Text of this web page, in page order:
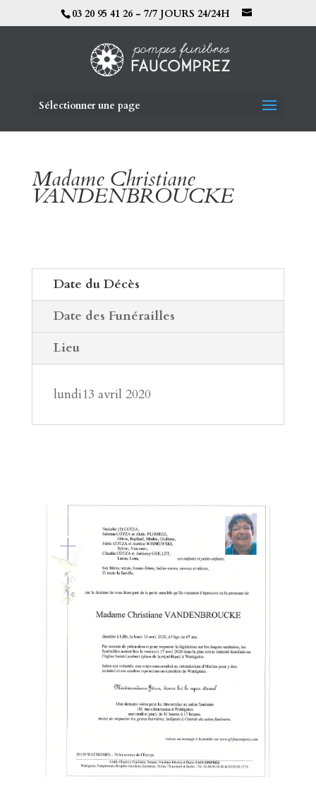
03 20 95 41 26 - 7/7 JOURS 24/24H
Sélectionner une page
Madame Christiane
VANDENBROUCKE
Date du Décès
Date des Funérailles
Lieu
lundi13 avril 2020